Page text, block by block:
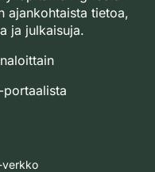
ajankohtaista tietoa,
ja julkaisuja.
verkko